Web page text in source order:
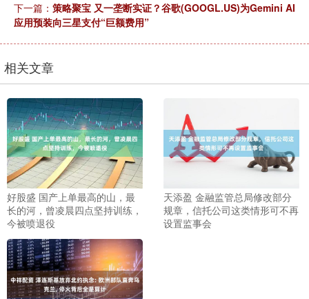
下一篇： 策略聚宝 又一垄断实证？谷歌(GOOGL.US)为Gemini AI
应用预装向三星支付“巨额费用”
相关文章
好股盛 国产上单最高的山，最
长的河，曾凌晨四点坚持训练，
今被喷退役
天添盈 金融监管总局修改部分
规章，信托公司这类情形可不再
设置监事会